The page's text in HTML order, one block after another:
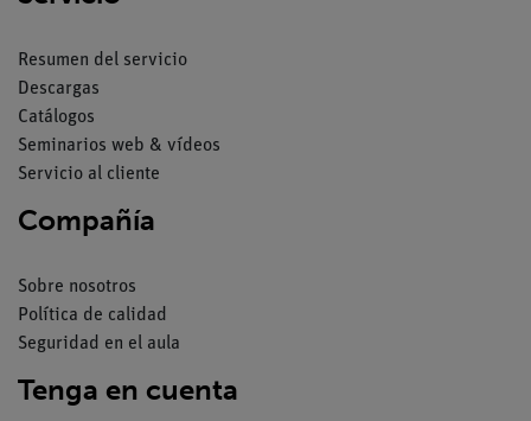
Resumen del servicio
Descargas
Catálogos
Seminarios web & vídeos
Servicio al cliente
Compañía
Sobre nosotros
Política de calidad
Seguridad en el aula
Tenga en cuenta